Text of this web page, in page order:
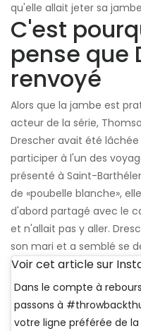
qu'elle allait jeter sa
C'est
pense que
renvoyé
Alors que la jambe est
acteur de la série,
Drescher avait été
participer à l'un des
présenté à Saint-
de «poubelle blanche»,
d'abord partagé avec le
et n'allait pas y aller.
son mari et a semblé se
Voir cet article sur
Dans le compte à
passons à
votre ligne préférée de